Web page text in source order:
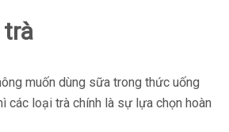
trà
muốn dùng sữa trong thức uống
các loại trà chính là sự lựa chọn hoàn